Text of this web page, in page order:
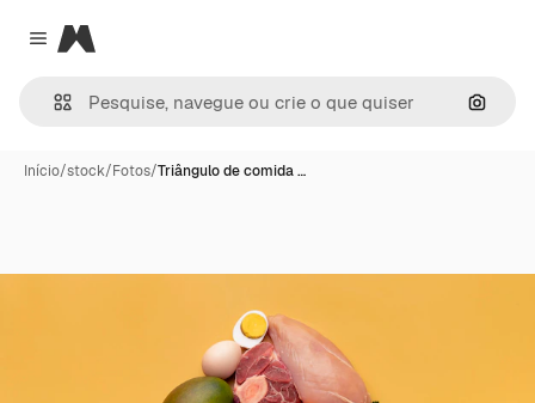
Close menu
Magnific
Início/stock/Fotos/Triângulo de comida …